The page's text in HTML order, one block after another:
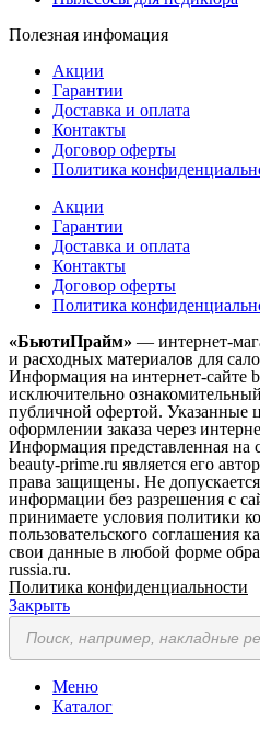
Полезная инфомация
Акции
Гарантии
Доставка и оплата
Контакты
Договор оферты
Политика
Акции
Гарантии
Доставка и оплата
Контакты
Договор оферты
Политика
«БьютиПрайм» — интернет-
и расходных материалов для
Информация на интернет-сайте
исключительно
публичной офертой. Указанные
оформлении заказа через
Информация представленная на
beauty-prime.ru является его
права защищены. Не
информации без разрешения с
принимаете условия политики
пользовательского соглашения
свои данные в любой форме
russia.ru.
Политика конфиденциальности
Закрыть
Поиск
товаров
Меню
Каталог